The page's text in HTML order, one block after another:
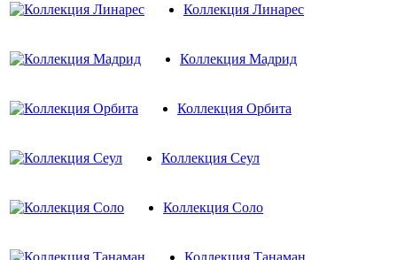
Коллекция Линарес
Коллекция Мадрид
Коллекция Орбита
Коллекция Сеул
Коллекция Соло
Коллекция Танаман